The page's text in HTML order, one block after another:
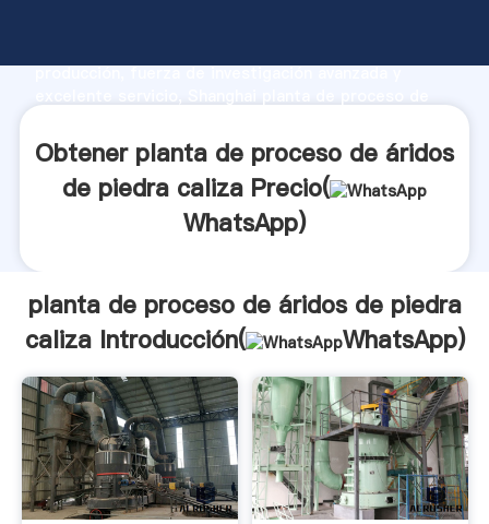
producción, fuerza de investigación avanzada y
aporta valores a todos los clientes.
Obtener planta de proceso de áridos
de piedra caliza Precio(
WhatsApp)
planta de proceso de áridos de piedra
caliza Introducción(
WhatsApp)